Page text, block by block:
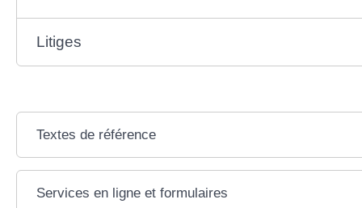
Litiges
Textes de référence
Services en ligne et formulaires